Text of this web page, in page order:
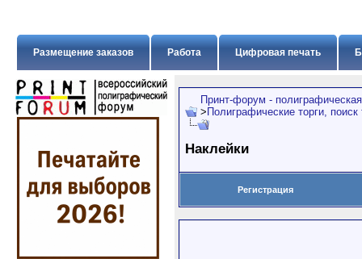
Цифровая печать
Работа
Размещение заказов
Принт-форум -
> Полиграфические торги,
Наклейки
Регистрация